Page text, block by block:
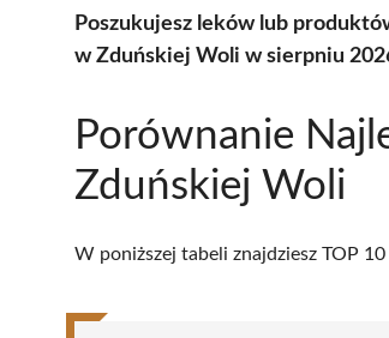
Poszukujesz leków lub
w Zduńskiej Woli w sierpniu
Porównanie
Zduńskiej Woli
W poniższej tabeli znajdziesz TOP